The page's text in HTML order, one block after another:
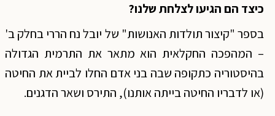
כיצד הם הגיעו לצלחת שלנו?
בספר "קיצור תולדות האנושות" של יובל נח הררי בחלק ב'
– המהפכה החקלאית הוא מתאר את התרמית הגדולה
בהיסטוריה כתקופה שבה בני אדם החלו לביית את החיטה
(או לדבריו החיטה בייתה אותנו), התירס ושאר הדגנים.